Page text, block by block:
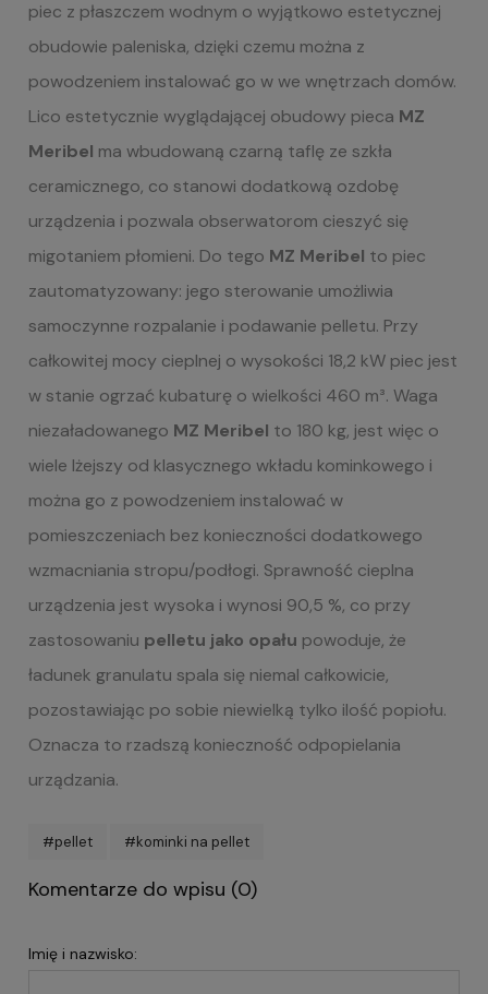
piec z płaszczem wodnym o wyjątkowo estetycznej
obudowie paleniska, dzięki czemu można z
powodzeniem instalować go w we wnętrzach domów.
Lico estetycznie wyglądającej obudowy pieca MZ
Meribel ma wbudowaną czarną taflę ze szkła
ceramicznego, co stanowi dodatkową ozdobę
urządzenia i pozwala obserwatorom cieszyć się
migotaniem płomieni. Do tego MZ Meribel to piec
zautomatyzowany: jego sterowanie umożliwia
samoczynne rozpalanie i podawanie pelletu. Przy
całkowitej mocy cieplnej o wysokości 18,2 kW piec jest
w stanie ogrzać kubaturę o wielkości 460 m³. Waga
niezaładowanego MZ Meribel to 180 kg, jest więc o
wiele lżejszy od klasycznego wkładu kominkowego i
można go z powodzeniem instalować w
pomieszczeniach bez konieczności dodatkowego
wzmacniania stropu/podłogi. Sprawność cieplna
urządzenia jest wysoka i wynosi 90,5 %, co przy
zastosowaniu pelletu jako opału powoduje, że
ładunek granulatu spala się niemal całkowicie,
pozostawiając po sobie niewielką tylko ilość popiołu.
Oznacza to rzadszą konieczność odpopielania
urządzania.
#pellet #kominki na pellet
Komentarze do wpisu (0)
Imię i nazwisko: